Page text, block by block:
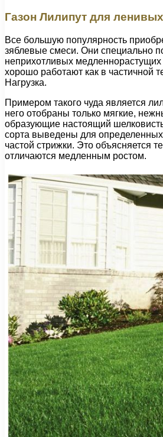
Газон Лилипут для
Все большую популярность
зяблевые смеси. Они специально
неприхотливых
хорошо работают как в частичной
Нагрузка.
Примером такого чуда является
него отобраны только мягкие,
образующие настоящий
сорта выведены для
частой стрижки. Это объясняется
отличаются медленным ростом.